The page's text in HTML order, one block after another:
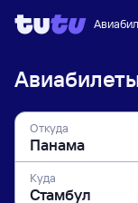
Откуда
Куда